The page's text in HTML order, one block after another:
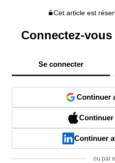
Cet article est
Connectez-
Se connecter
Continuer
Continuer
Continuer
ou par